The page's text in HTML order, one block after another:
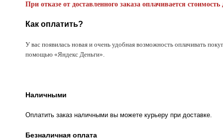
При отказе от доставленного заказа оплачивается стоимость
Как оплатить?
У вас появилась новая и очень удобная возможность оплачивать
помощью «Яндекс Деньги».
Наличными
Оплатить заказ наличными вы можете курьеру при доставке.
Безналичная оплата